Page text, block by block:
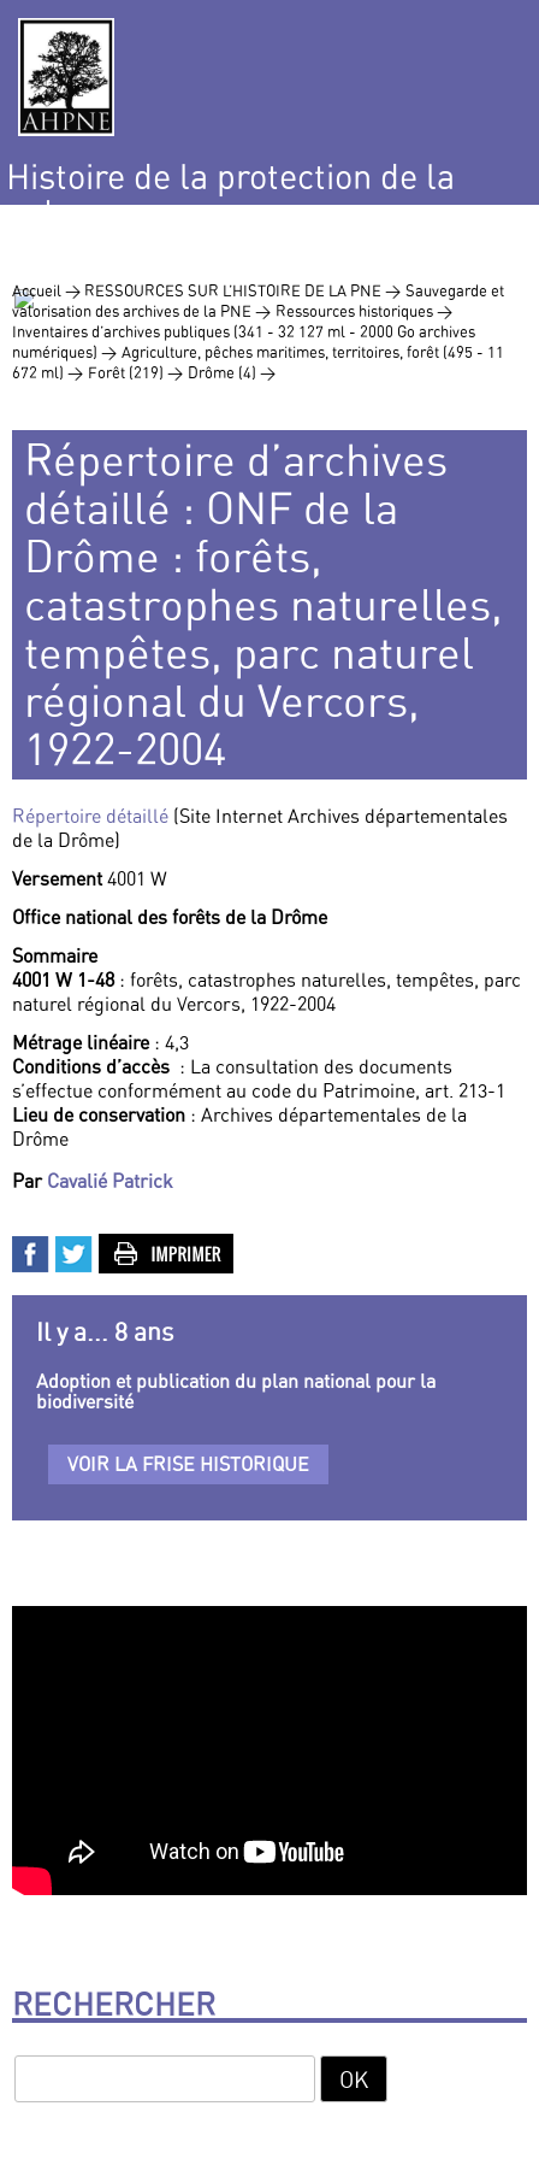
Histoire de la protection de la
nature
Accueil > RESSOURCES SUR L’HISTOIRE DE LA PNE > Sauvegarde et
valorisation des archives de la PNE > Ressources historiques >
Inventaires d’archives publiques (341 - 32 127 ml - 2000 Go archives
numériques) > Agriculture, pêches maritimes, territoires, forêt (495 - 11
672 ml) > Forêt (219) > Drôme (4) >
Répertoire d’archives
détaillé : ONF de la
Drôme : forêts,
catastrophes naturelles,
tempêtes, parc naturel
régional du Vercors,
1922-2004
Répertoire détaillé (Site Internet Archives départementales
de la Drôme)
Versement4001 W
Office national des forêts de la Drôme
Sommaire
4001 W 1-48: forêts, catastrophes naturelles, tempêtes, parc
naturel régional du Vercors, 1922-2004
Métrage linéaire: 4,3
Conditions d’accès : La consultation des documents
s’effectue conformément au code du Patrimoine, art. 213-1
Lieu de conservation : Archives départementales de la
Drôme
Par Cavalié Patrick
Il y a... 8 ans
Adoption et publication du plan national pour la
biodiversité
VOIR LA FRISE HISTORIQUE
RECHERCHER